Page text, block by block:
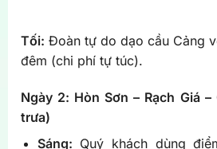
Tối: Đoàn tự do dạo cầu Cảng
đêm (chi phí tự túc).
Ngày 2: Hòn Sơn – Rạch Giá
trưa)
Sáng: Quý khách dùng